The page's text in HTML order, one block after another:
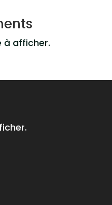
à afficher.